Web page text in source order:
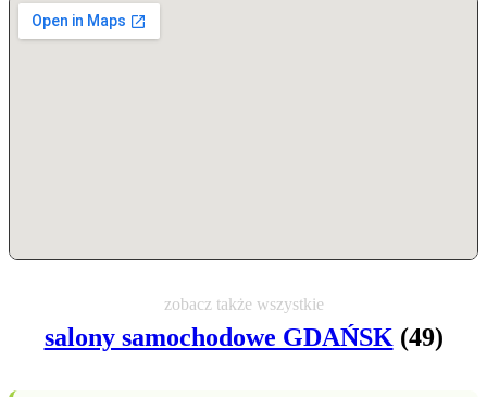
zobacz także wszystkie
salony samochodowe GDAŃSK(49)